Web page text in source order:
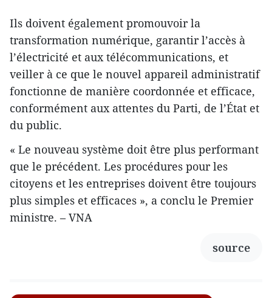
Ils doivent également promouvoir la
transformation numérique, garantir l’accès à
l’électricité et aux télécommunications, et
veiller à ce que le nouvel appareil administratif
fonctionne de manière coordonnée et efficace,
conformément aux attentes du Parti, de l’État et
du public.
« Le nouveau système doit être plus performant
que le précédent. Les procédures pour les
citoyens et les entreprises doivent être toujours
plus simples et efficaces », a conclu le Premier
ministre. – VNA
source